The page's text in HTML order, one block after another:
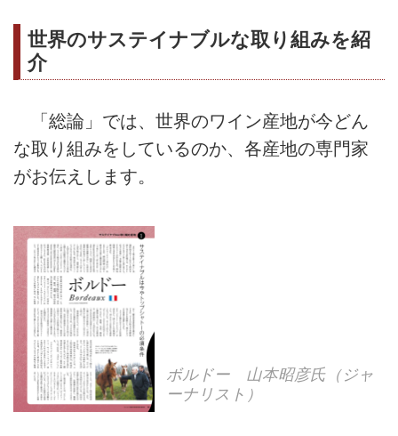
世界のサステイナブルな取り組みを紹
介
「総論」では、世界のワイン産地が今どん
な取り組みをしているのか、各産地の専門家
がお伝えします。
ボルドー 山本昭彦氏（ジャ
ーナリスト）